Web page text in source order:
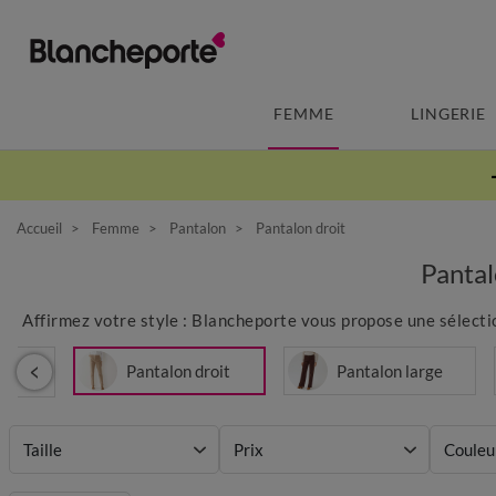
FEMME LINGERIE
Accueil Femme Pantalon Pantalon droit
Affirmez votre style : Blancheporte vous propose une
Pantalon droit Pantalon large
Taille Prix